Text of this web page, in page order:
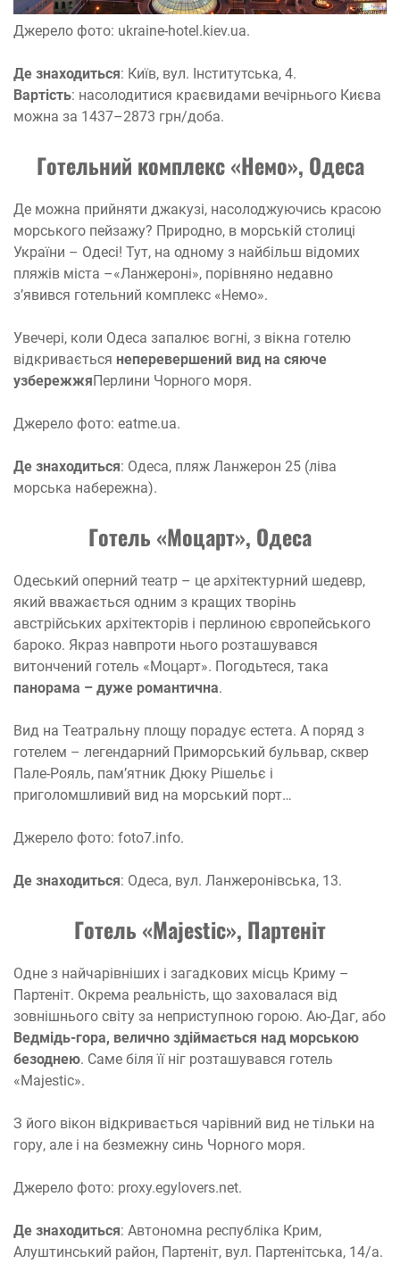
Джерело фото: ukraine-hotel.kiev.ua.
Де знаходиться: Київ, вул. Інститутська, 4.
Вартість: насолодитися краєвидами вечірнього Києва
можна за 1437–2873 грн/доба.
Готельний комплекс «Немо», Одеса
Де можна прийняти джакузі, насолоджуючись красою
морського пейзажу? Природно, в морській столиці
України – Одесі! Тут, на одному з найбільш відомих
пляжів міста –«Ланжероні», порівняно недавно
з’явився готельний комплекс «Немо».
Увечері, коли Одеса запалює вогні, з вікна готелю
відкривається неперевершений вид на сяюче
узбережжя Перлини Чорного моря.
Джерело фото: eatme.ua.
Де знаходиться: Одеса, пляж Ланжерон 25 (ліва
морська набережна).
Готель «Моцарт», Одеса
Одеський оперний театр – це архітектурний шедевр,
який вважається одним з кращих творінь
австрійських архітекторів і перлиною європейського
бароко. Якраз навпроти нього розташувався
витончений готель «Моцарт». Погодьтеся, така
панорама – дуже романтична.
Вид на Театральну площу порадує естета. А поряд з
готелем – легендарний Приморський бульвар, сквер
Пале-Рояль, пам’ятник Дюку Рішельє і
приголомшливий вид на морський порт…
Джерело фото: foto7.info.
Де знаходиться: Одеса, вул. Ланжеронівська, 13.
Готель «Majestic», Партеніт
Одне з найчарівніших і загадкових місць Криму –
Партеніт. Окрема реальність, що заховалася від
зовнішнього світу за неприступною горою. Аю-Даг, або
Ведмідь-гора, велично здіймається над морською
безоднею. Саме біля її ніг розташувався готель
«Majestic».
З його вікон відкривається чарівний вид не тільки на
гору, але і на безмежну синь Чорного моря.
Джерело фото: proxy.egylovers.net.
Де знаходиться: Автономна республіка Крим,
Алуштинський район, Партеніт, вул. Партенітська, 14/а.